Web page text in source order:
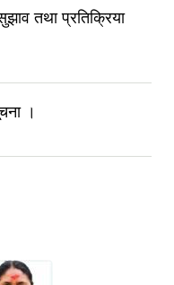
तथा प्रतिक्रिया
।